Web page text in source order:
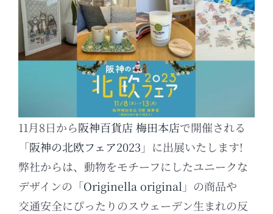
11月8日から阪神百貨店 梅田本店で開催される
「阪神の北欧フェア2023 」に出展いたします!
弊社からは、動物をモチーフにしたユニークな
デザインの「Originella original 」の商品や
交通安全にぴったりのスウェーデン生まれの反